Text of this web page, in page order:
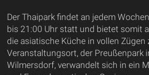
Der Thaipark findet an jedem
bis 21:00 Uhr statt und bietet somit
die asiatische Küche in vollen Zügen
Veranstaltungsort, der Preußenpark
Wilmersdorf, verwandelt sich in ein